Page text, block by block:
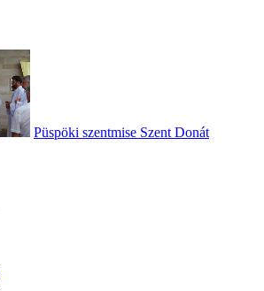
Püspöki szentmise Szent Donát